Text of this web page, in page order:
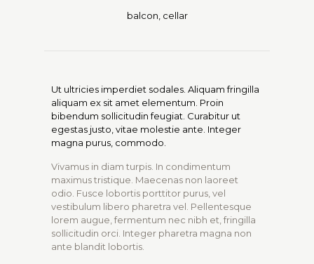
balcon, cellar
Ut ultricies imperdiet sodales. Aliquam fringilla
aliquam ex sit amet elementum. Proin
bibendum sollicitudin feugiat. Curabitur ut
egestas justo, vitae molestie ante. Integer
magna purus, commodo.
Vivamus in diam turpis. In condimentum
maximus tristique. Maecenas non laoreet
odio. Fusce lobortis porttitor purus, vel
vestibulum libero pharetra vel. Pellentesque
lorem augue, fermentum nec nibh et, fringilla
sollicitudin orci. Integer pharetra magna non
ante blandit lobortis.